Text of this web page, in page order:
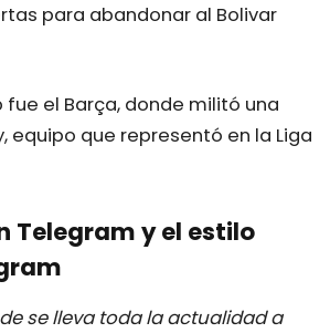
para abandonar al Bolivar
el Barça, donde militó una
que representó en la Liga
Telegram y el estilo
se lleva toda la actualidad a